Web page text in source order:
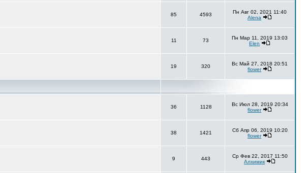
85 4593
Пн Авг 02, 2021 11:40
Alena
11 73
Пн Мар 11, 2019 13:03
Elen
19 320
Вс Май 27, 2018 20:51
flower
36 1128
Вс Июл 28, 2019 20:34
flower
38 1421
Сб Апр 06, 2019 10:20
flower
9 443
Ср Фев 22, 2017 11:50
Алхимик